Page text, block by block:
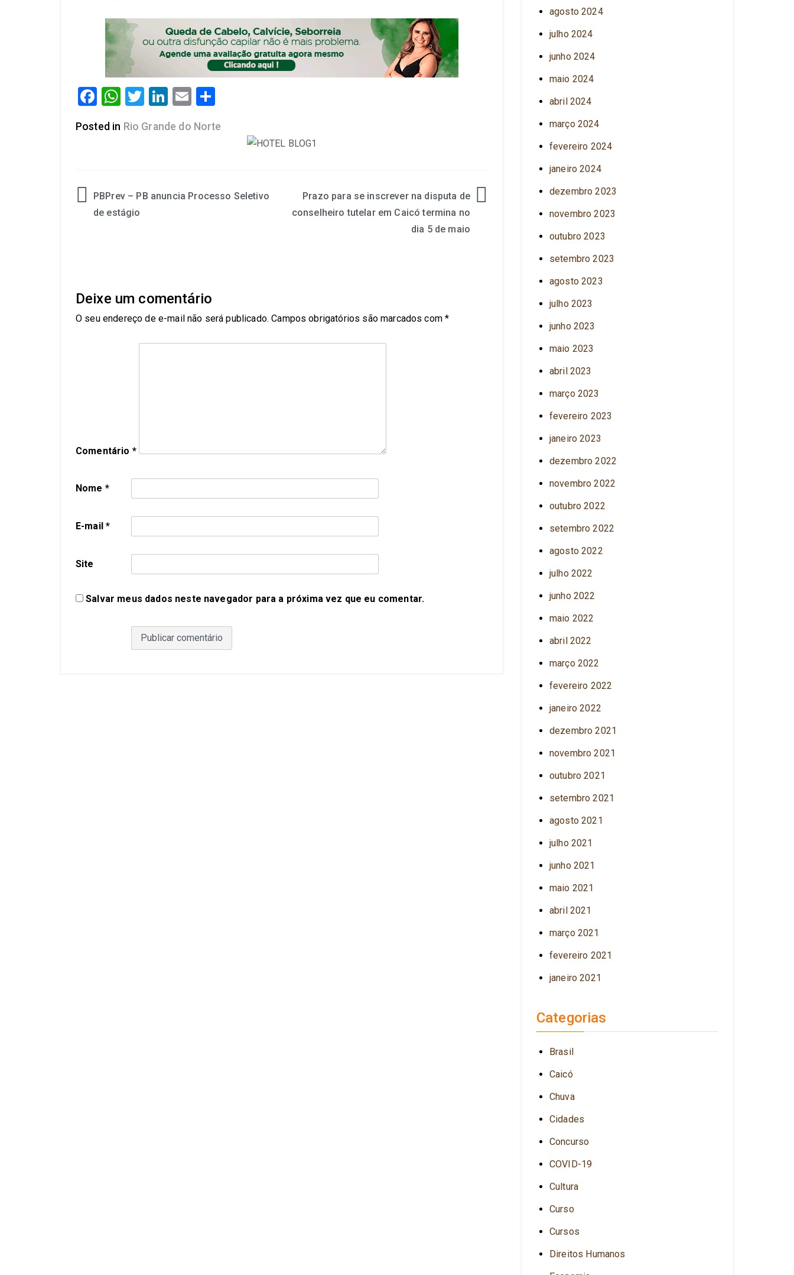
Facebook
WhatsApp
Twitter
LinkedIn
Email
Posted in Rio Grande do Norte
PBPrev – PB anuncia Processo Seletivo
de estágio
Prazo para se inscrever na disputa de
conselheiro tutelar em Caicó termina no
dia 5 de maio
Deixe um comentário
O seu endereço de e-mail não será publicado. Campos obrigatórios são marcados com*
Comentário *
Nome *
E-mail*
Site
Salvar meus dados neste navegador para a próxima vez que eu comentar.
agosto 2024
julho 2024
junho 2024
maio 2024
abril 2024
março 2024
fevereiro 2024
janeiro 2024
dezembro 2023
novembro 2023
outubro 2023
setembro 2023
agosto 2023
julho 2023
junho 2023
maio 2023
abril 2023
março 2023
fevereiro 2023
janeiro 2023
dezembro 2022
novembro 2022
outubro 2022
setembro 2022
agosto 2022
julho 2022
junho 2022
maio 2022
abril 2022
março 2022
fevereiro 2022
janeiro 2022
dezembro 2021
novembro 2021
outubro 2021
setembro 2021
agosto 2021
julho 2021
junho 2021
maio 2021
abril 2021
março 2021
fevereiro 2021
janeiro 2021
Categorias
Brasil
Caicó
Chuva
Cidades
Concurso
COVID-19
Cultura
Curso
Cursos
Direitos Humanos